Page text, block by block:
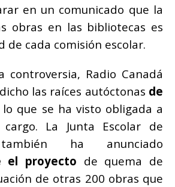
en un comunicado que la
obras en las bibliotecas es
de cada comisión escolar.
Radio Canadá
las raíces autóctonas de
que se ha visto obligada a
La Junta Escolar de
ha anunciado
el proyecto de quema de
de otras 200 obras que